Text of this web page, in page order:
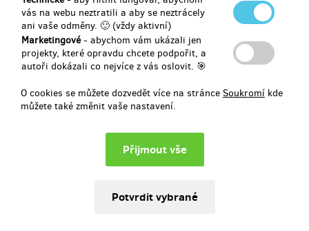
vás na webu neztratili a aby se neztrácely
ani vaše odměny. 🙂 (vždy aktivní)
Marketingové- abychom vám ukázali jen
projekty, které opravdu chcete podpořit, a
autoři dokázali co nejvíce z vás oslovit. 🎯
O cookies se můžete dozvedět více na stránce Soukromí kde
můžete také změnit vaše nastavení.
prodáno 14
Tričko se zubačkou.
Nejnovější tričko s motivem zubačky.
Vyzvednutí osobně v muzeu ozubnicové dráhy v Kořenově či možné
zaslat poštou.
Doručení odměny: na poštovní adresu, do čtvrt roku po ukončení
projektu na Hithitu